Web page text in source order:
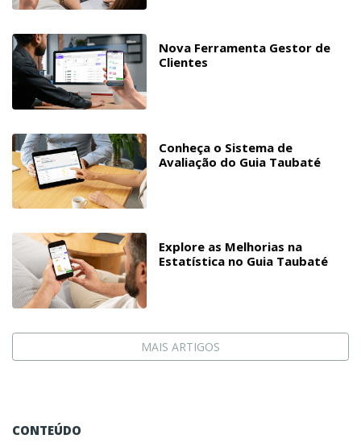
Nova Ferramenta Gestor de
Clientes
Conheça o Sistema de
Avaliação do Guia Taubaté
Explore as Melhorias na
Estatística no Guia Taubaté
MAIS ARTIGOS
CONTEÚDO